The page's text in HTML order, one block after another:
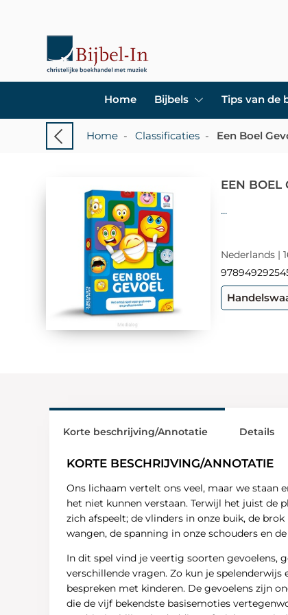
Home Bijbels Tips van de
Home - Classificaties - Een Boel
EEN BOEL
...
Nederlands |
Korte beschrijving/Annotatie
KORTE BESCHRIJVING/ANNOTATIE
Ons lichaam vertelt ons veel, maar we staan
het niet kunnen verstaan. Terwijl het juist de
zich afspeelt; de vlinders in onze buik, de
wangen, de spanning in onze schouders en
In dit spel vind je veertig soorten gevoelens,
verschillende vragen. Zo kun je spelenderwijs
bespreken met kinderen. De gevoelens zijn
die de vijf bekendste basisemoties
Details